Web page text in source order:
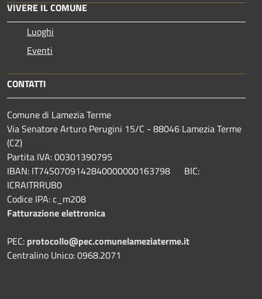
VIVERE IL COMUNE
Luoghi
Eventi
CONTATTI
Comune di Lamezia Terme
Via Senatore Arturo Perugini 15/C - 88046 Lamezia Terme
(CZ)
Partita IVA: 00301390795
IBAN: IT74S0709142840000000163798 BIC:
ICRAITRRUB0
Codice IPA: c_m208
Fatturazione elettronica
PEC: protocollo@pec.comunelameziaterme.it
Centralino Unico: 0968.2071